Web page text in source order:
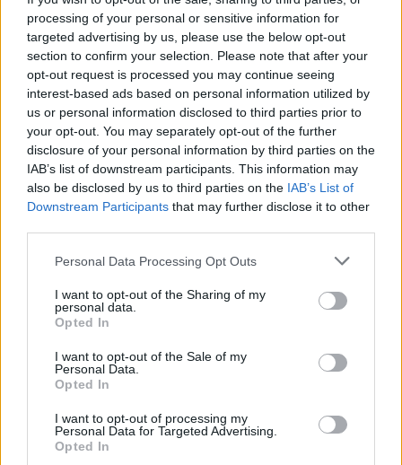
processing of your personal or sensitive information for
targeted advertising by us, please use the below opt-out
section to confirm your selection. Please note that after your
opt-out request is processed you may continue seeing
interest-based ads based on personal information utilized by
us or personal information disclosed to third parties prior to
your opt-out. You may separately opt-out of the further
disclosure of your personal information by third parties on the
IAB’s list of downstream participants. This information may
also be disclosed by us to third parties on the IAB’s List of
Downstream Participants that may further disclose it to other
Personal Data Processing Opt Outs
I want to opt-out of the Sharing of my
personal data.
Opted In
I want to opt-out of the Sale of my
Personal Data.
Opted In
I want to opt-out of processing my
Personal Data for Targeted Advertising.
Opted In
Pas dy vitesh në kërkim
për dosjen e inceneratorit
të Tiranës, arrestohet
Palasë
Arrestohet 73-vjeçari në
Krujë, ndezi zjarr për të
djegur barin dhe flakët u
Zjarri në Krujë përhapet
më tej, evakuohen
Arrestohet pranë banesës
i dyshuari për vrasjen e